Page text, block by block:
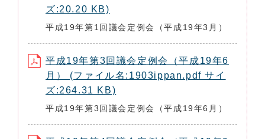
ズ:20.20 KB)
平成19年第1回議会定例会（平成19年3月）
平成19年第3回議会定例会（平成19年6
月） (ファイル名:1903ippan.pdf サイ
ズ:264.31 KB)
平成19年第3回議会定例会（平成19年6月）